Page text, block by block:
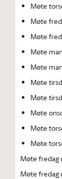
Møte
Møte
Møte
Møte
Møte
Møte
Møte
Møte
Møte
Møte
Møte fredag
Møte fredag